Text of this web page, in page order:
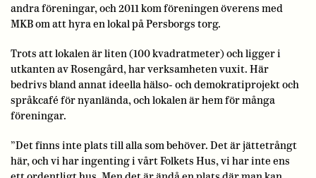
andra föreningar, och 2011 kom föreningen överens med
MKB om att hyra en lokal på Persborgs torg.
Trots att lokalen är liten (100 kvadratmeter) och ligger i
utkanten av Rosengård, har verksamheten vuxit. Här
bedrivs bland annat ideella hälso- och demokratiprojekt och
språkcafé för nyanlända, och lokalen är hem för många
föreningar.
”Det finns inte plats till alla som behöver. Det är jättetrångt
här, och vi har ingenting i vårt Folkets Hus, vi har inte ens